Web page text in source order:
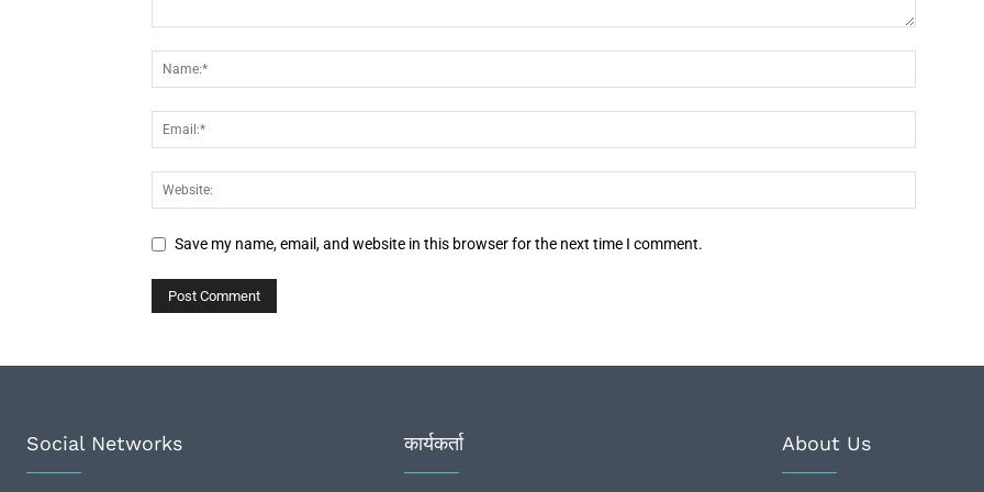
Save my name, email, and website in this browser for the next time I comment.
Social Networks कार्यकर्ता About Us